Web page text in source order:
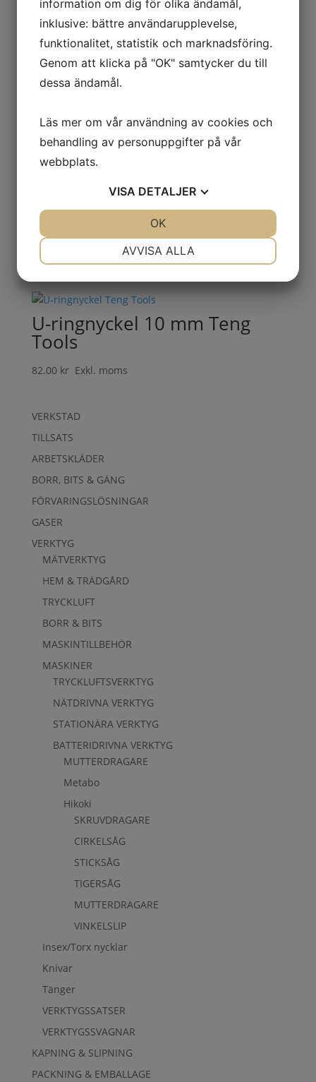
Relaterade produkter
U-ringnyckel 8 mm Teng
72.00krExkl. moms
U-ringnyckel 34 mm Teng
Tools
Exkl. moms
U-ringnyckel 10 mm Teng
Tools
82.00 krExkl. moms
VERKSTAD
TILLSATS
ARBETSKLÄDER
BORR, BITS & GÄNG
FÖRVARINGSLÖSNINGAR
GASER
VERKTYG
MÄTVERKTYG
HEM & TRÄDGÅRD
TRYCKLUFT
BORR & BITS
MASKINTILLBEHÖR
MASKINER
TRYCKLUFTSVERKTYG
NÄTDRIVNA VERKTYG
STATIONÄRA VERKTYG
BATTERIDRIVNA VERKTYG
MUTTERDRAGARE
Metabo
Hikoki
SKRUVDRAGARE
CIRKELSÅG
STICKSÅG
TIGERSÅG
MUTTERDRAGARE
VINKELSLIP
Insex/Torx nycklar
Knivar
Tänger
VERKTYGSSATSER
VERKTYGSSVAGNAR
KAPNING & SLIPNING
PACKNING & EMBALLAGE
information om dig för olika ändamål,
inklusive: bättre användarupplevelse,
funktionalitet, statistik och marknadsföring.
Genom att klicka på "OK" samtycker du till
dessa ändamål.
Läs mer om vår användning av cookies och
behandling av personuppgifter på vår
webbplats.
VISA DETALJER
MARKNADSFÖRING
AVVISA ALLA
OK